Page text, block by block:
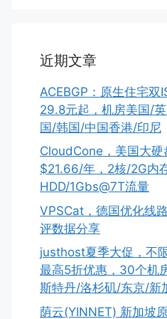
近期文章
ACEBGP：原生住宅双
29.8元起，机房美国/
国/韩国/中国香港/印尼
CloudCone，美国大硬
$21.66/年，2核/2G内
HDD/1Gbs@7T流量
VPSCat，德国优化线
评数据分享
justhost夏季大促，不
最高5折优惠，30个机
斯特丹/洛杉矶/东京/新
荫云(YINNET) 新加坡